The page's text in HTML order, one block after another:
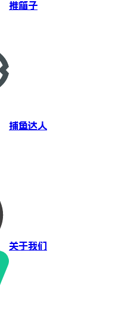
推箱子
捕鱼达人
关于我们